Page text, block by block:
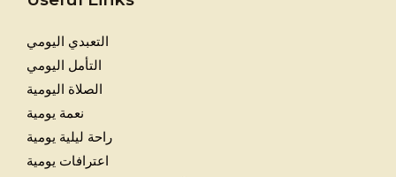
التعبدي اليومي
التأمل اليومي
الصلاة اليومية
نعمة يومية
راحة ليلية يومية
اعترافات يومية